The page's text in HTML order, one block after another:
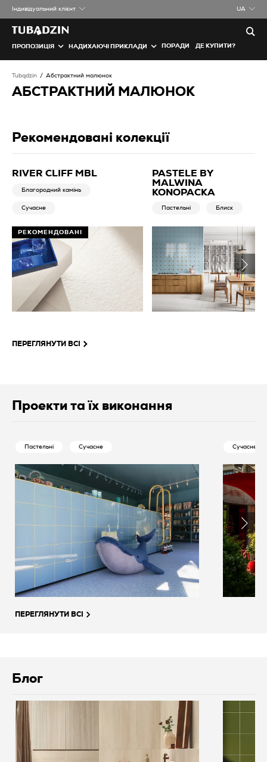
Iндивідуальний клієнт UA
ПРОПОЗИЦІЯ НАДИХАЮЧІ ПРИКЛАДИ ПОРАДИ ДЕ КУПИТИ?
Tubądzin Абстрактний малюнок
АБСТРАКТНИЙ МАЛЮНОК
Рекомендовані колекції
RIVER CLIFF MBL
Благородний камінь
Сучасне
РЕКОМЕНДОВАНІ
PASTELE BY
MALWINA
KONOPACKA
Пастельні Блиск
ПЕРЕГЛЯНУТИ ВСІ
Проекти та їх виконання
Пастельні Сучасне Сучасне
ПЕРЕГЛЯНУТИ ВСІ
Блог